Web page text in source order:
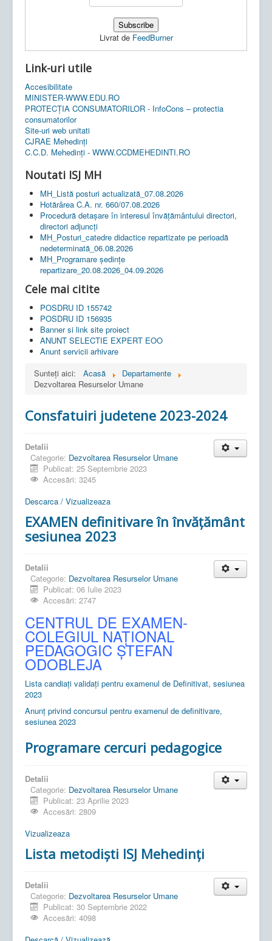
Livrat de FeedBurner
Link-uri utile
Accesibilitate
MINISTER-WWW.EDU.RO
PROTECȚIA CONSUMATORILOR - InfoCons – protectia
consumatorilor
Site-uri web unitati
CJRAE Mehedinți
C.C.D. Mehedinţi - WWW.CCDMEHEDINTI.RO
Noutati ISJ MH
MH_Listă posturi actualizată_07.08.2026
Hotărârea C.A. nr. 660/07.08.2026
Procedură detașare în interesul învățământului directori,
directori adjuncți
MH_Posturi_catedre didactice repartizate pe perioadă
nedeterminată_06.08.2026
MH_Programare ședințe
repartizare_20.08.2026_04.09.2026
Cele mai citite
POSDRU ID 155742
POSDRU ID 156935
Banner si link site proiect
ANUNT SELECTIE EXPERT EOO
Anunt servicii arhivare
Sunteți aici:
Acasă
Departamente
Dezvoltarea Resurselor Umane
Consfatuiri judetene 2023-2024
Detalii
Categorie: Dezvoltarea Resurselor Umane
Publicat: 25 Septembrie 2023
Accesări: 3245
Descarca / Vizualizeaza
EXAMEN definitivare în învățământ
sesiunea 2023
Detalii
Categorie: Dezvoltarea Resurselor Umane
Publicat: 06 Iulie 2023
Accesări: 2747
CENTRUL DE EXAMEN-
COLEGIUL NAȚIONAL
PEDAGOGIC ȘTEFAN
ODOBLEJA
Lista candiați validați pentru examenul de Definitivat, sesiunea
2023
Anunț privind concursul pentru examenul de definitivare,
sesiunea 2023
Programare cercuri pedagogice
Detalii
Categorie: Dezvoltarea Resurselor Umane
Publicat: 23 Aprilie 2023
Accesări: 2809
Vizualizeaza
Lista metodiști ISJ Mehedinți
Detalii
Categorie: Dezvoltarea Resurselor Umane
Publicat: 30 Septembrie 2022
Accesări: 4098